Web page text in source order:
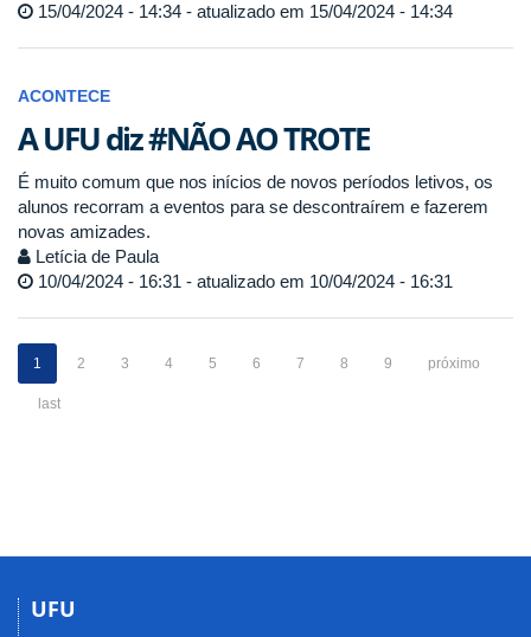
15/04/2024 - 14:34 - atualizado em 15/04/2024 - 14:34
ACONTECE
A UFU diz #NÃO AO TROTE
É muito comum que nos inícios de novos períodos letivos, os
alunos recorram a eventos para se descontraírem e fazerem
novas amizades.
Letícia de Paula
10/04/2024 - 16:31 - atualizado em 10/04/2024 - 16:31
1 2 3 4 5 6 7 8 9 próximo
last
UFU